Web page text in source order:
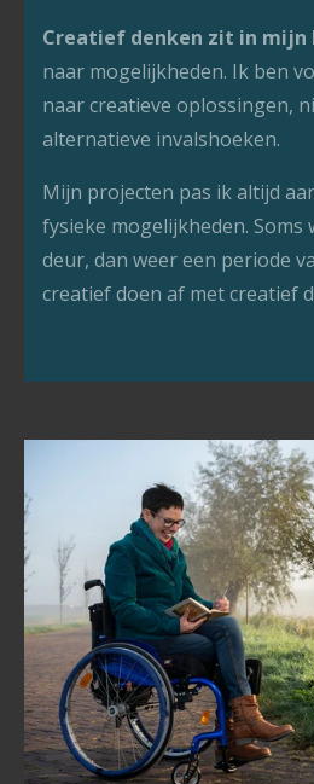
Creatief denken zit in mijn
naar mogelijkheden. Ik ben
naar creatieve oplossingen,
alternatieve invalshoeken.
Mijn projecten pas ik altijd
fysieke mogelijkheden. Soms
deur, dan weer een periode
creatief doen af met creatief